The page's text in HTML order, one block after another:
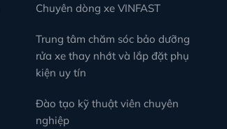
Chuyên dòng xe VINFAST
Trung tâm chăm sóc bảo dưỡng
rửa xe thay nhớt và lắp đặt phụ
kiện uy tín
Đào tạo kỹ thuật viên chuyên
nghiệp